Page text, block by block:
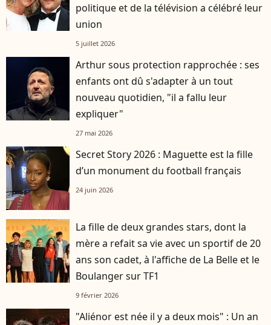
politique et de la télévision a célébré leur
union
5 juillet 2026
Arthur sous protection rapprochée : ses
enfants ont dû s'adapter à un tout
nouveau quotidien, "il a fallu leur
expliquer"
27 mai 2026
Secret Story 2026 : Maguette est la fille
d’un monument du football français
24 juin 2026
La fille de deux grandes stars, dont la
mère a refait sa vie avec un sportif de 20
ans son cadet, à l'affiche de La Belle et le
Boulanger sur TF1
9 février 2026
"Aliénor est née il y a deux mois" : Un an